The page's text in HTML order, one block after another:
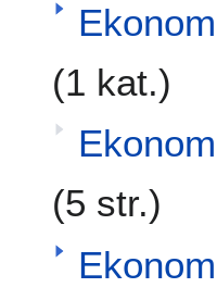
(1 kat.)
(5 str.)